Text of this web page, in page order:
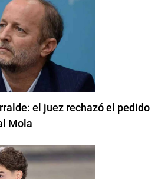
el juez rechazó el pedido
Mola